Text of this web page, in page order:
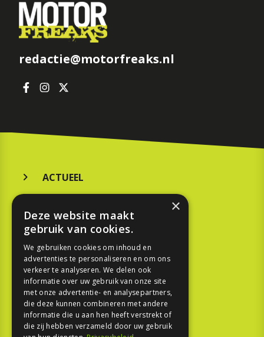
redactie@motorfreaks.nl
ACTUEEL
KOOPGIDS
TESTEN
SPORT
REPORTAGE
TOUREN
×
Deze website maakt
gebruik van cookies.
We gebruiken cookies om inhoud en
advertenties te personaliseren en om ons
verkeer te analyseren. We delen ook
informatie over uw gebruik van onze site
met onze advertentie- en analysepartners,
die deze kunnen combineren met andere
informatie die u aan hen heeft verstrekt of
die zij hebben verzameld door uw gebruik